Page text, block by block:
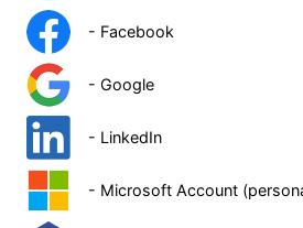
- Facebook
- Google
- LinkedIn
- Microsoft Account